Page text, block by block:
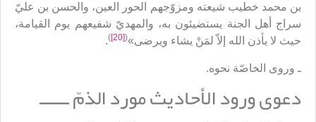
بن محمد خطيب شيعته ومزوّجهم الحور العين، والحسن بن عليّ
سراج أهل الجنة يستضيئون به، والمهديّ شفيعهم يوم القيامة،
حيث لا يأذن الله إلاّ لمَنْ يشاء ويرضى»(
[20]
)
.
ـ وروى الخاصّة نحوه.
دعوى ورود الأحاديث مورد الذمّ ــــــ